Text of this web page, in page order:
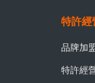
特許經
品牌加
特許經